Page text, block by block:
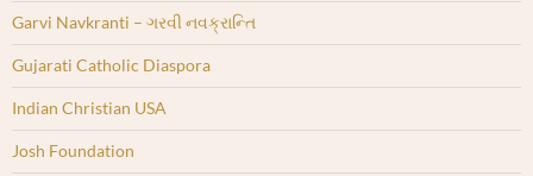
Garvi Navkranti – ગરવી નવક્રાન્તિ
Gujarati Catholic Diaspora
Indian Christian USA
Josh Foundation